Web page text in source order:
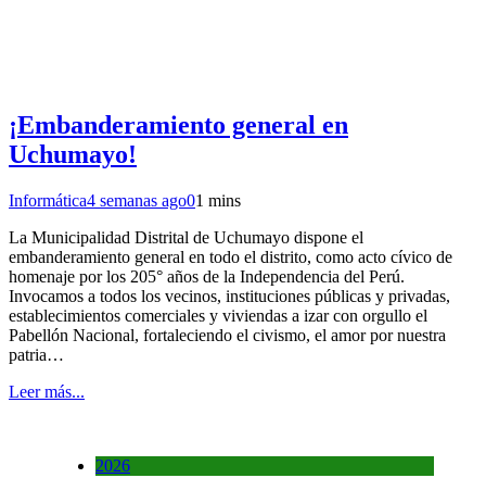
¡Embanderamiento general en
Uchumayo!
Informática4 semanas ago01 mins
La Municipalidad Distrital de Uchumayo dispone el
embanderamiento general en todo el distrito, como acto cívico de
homenaje por los 205° años de la Independencia del Perú.
Invocamos a todos los vecinos, instituciones públicas y privadas,
establecimientos comerciales y viviendas a izar con orgullo el
Pabellón Nacional, fortaleciendo el civismo, el amor por nuestra
patria…
Leer más...
2026